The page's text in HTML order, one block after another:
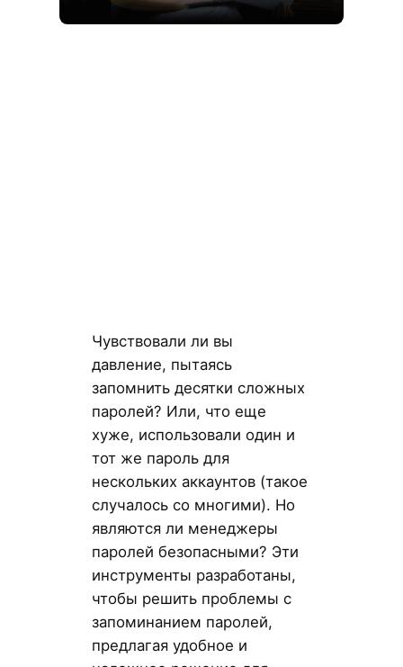
Чувствовали ли вы
давление, пытаясь
запомнить десятки сложных
паролей? Или, что еще
хуже, использовали один и
тот же пароль для
нескольких аккаунтов (такое
случалось со многими). Но
являются ли менеджеры
паролей безопасными? Эти
инструменты разработаны,
чтобы решить проблемы с
запоминанием паролей,
предлагая удобное и